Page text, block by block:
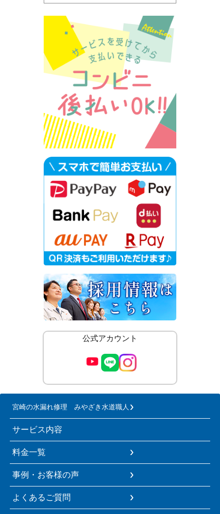
公式アカウント
宮崎の水漏れ修理 みやざき水道職人
サービス内容
料金一覧
事例・お客様の声
よくあるご質問